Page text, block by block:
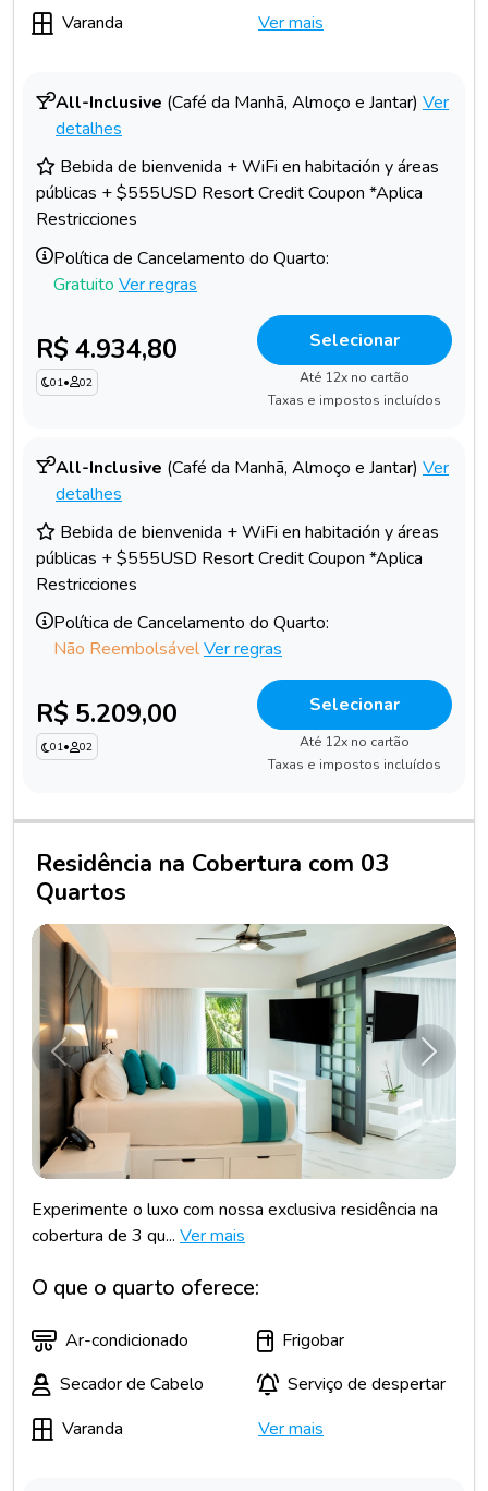
Varanda
Ver mais
All-Inclusive (Café da Manhã, Almoço e Jantar) Ver
detalhes
Bebida de bienvenida + WiFi en habitación y áreas
públicas + $555USD Resort Credit Coupon *Aplica
Restricciones
Política de Cancelamento do Quarto:
Gratuito Ver regras
R$ 4.934,80
01• 02
Selecionar
Até 12x no cartão
Taxas e impostos incluídos
All-Inclusive (Café da Manhã, Almoço e Jantar) Ver
detalhes
Bebida de bienvenida + WiFi en habitación y áreas
públicas + $555USD Resort Credit Coupon *Aplica
Restricciones
Política de Cancelamento do Quarto:
Não ReembolsávelVer regras
R$ 5.209,00
01• 02
Selecionar
Até 12x no cartão
Taxas e impostos incluídos
Residência na Cobertura com 03
Quartos
Anterior
Experimente o luxo com nossa exclusiva residência na
cobertura de 3 qu... Ver mais
O que o quarto oferece:
Ar-condicionado
Frigobar
Secador de Cabelo
Serviço de despertar
Varanda
Ver mais